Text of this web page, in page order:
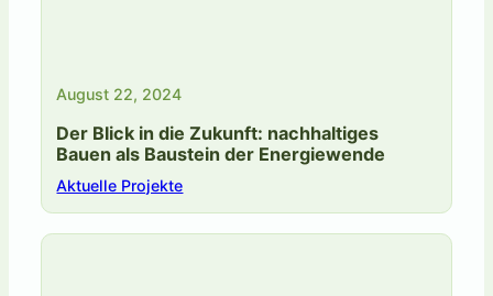
August 22, 2024
Der Blick in die Zukunft: nachhaltiges
Bauen als Baustein der Energiewende
Aktuelle Projekte